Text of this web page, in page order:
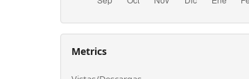
Metrics